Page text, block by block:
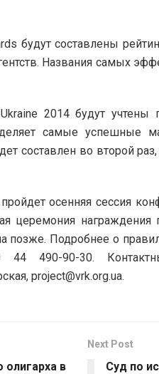
будут составлены
Названия самых
2014 будут учтены
самые успешные
составлен во второй
осенняя сессия
церемония
Подробнее о
490-90-30.
project@vrk.org.ua.
олигарха в
Next Post
Суд по